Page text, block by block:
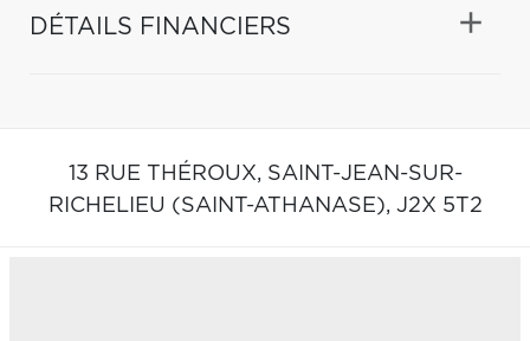
DÉTAILS FINANCIERS
13 RUE THÉROUX, SAINT-JEAN-SUR-
RICHELIEU (SAINT-ATHANASE), J2X 5T2